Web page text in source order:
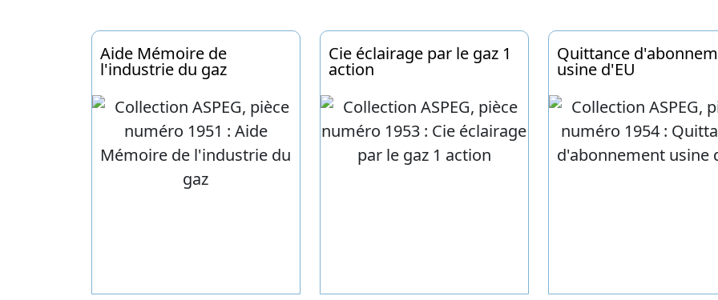
Aide Mémoire de
l'industrie du gaz
Cie éclairage par le gaz 1
action
Quittance
usine d'EU